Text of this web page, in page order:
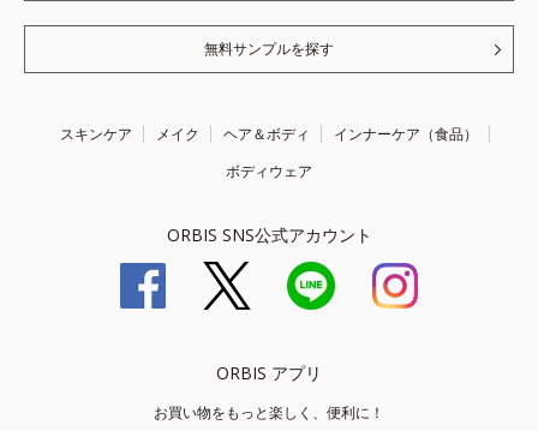
無料サンプルを探す
スキンケア メイク ヘア＆ボディ
インナーケア（食品）
ボディウェア
ORBIS SNS公式アカウント
ORBIS アプリ
お買い物をもっと楽しく、便利に！